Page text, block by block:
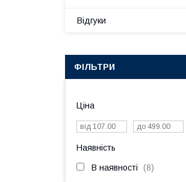
Відгуки
ФІЛЬТРИ
Ціна
Наявність
В наявності 8